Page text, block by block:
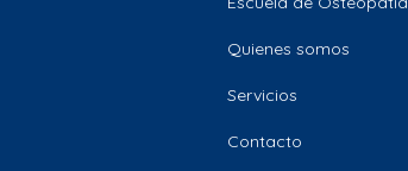
Quienes somos
Servicios
Contacto